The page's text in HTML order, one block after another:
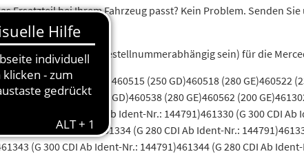
Ersatzteil bei Ihrem Fahrzeug passt? Kein Problem. Senden
oder Fahrgestellnummerabhängig sein) für die
(240 GD/300 GD)460515 (250 GD)460518 (280 GE)460522
300 GD)460535 (250 GD)460538 (280 GE)460562 (200
(290 GD TURBO Ab Ident-Nr.: 144791)461330 (G 300 CDI
Ident-Nr.: 144791)461334 (G 280 CDI Ab Ident-Nr.:
(G 300 CDI Ab Ident-Nr.: 144791)461344 (G 280 CDI Ab